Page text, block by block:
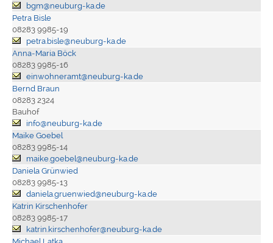
bgm@neuburg-ka.de
Petra Bisle
08283 9985-19
petra.bisle@neuburg-ka.de
Anna-Maria Böck
08283 9985-16
einwohneramt@neuburg-ka.de
Bernd Braun
08283 2324
Bauhof
info@neuburg-ka.de
Maike Goebel
08283 9985-14
maike.goebel@neuburg-ka.de
Daniela Grünwied
08283 9985-13
daniela.gruenwied@neuburg-ka.de
Katrin Kirschenhofer
08283 9985-17
katrin.kirschenhofer@neuburg-ka.de